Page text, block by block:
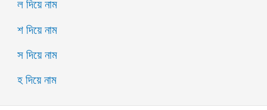
ল দিয়ে নাম
শ দিয়ে নাম
স দিয়ে নাম
হ দিয়ে নাম